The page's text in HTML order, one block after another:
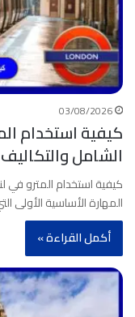
03/08/2026
الشامل والتكاليف
كيفية استخدام المترو في
المهارة الأساسية الأولى
أكمل القراءة »